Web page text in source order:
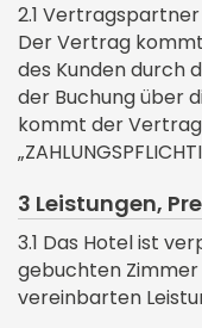
2.1
Der Vertrag
des Kunden durch
der Buchung über
kommt der
3 Leistungen,
3.1 Das Hotel ist
gebuchten
vereinbarten